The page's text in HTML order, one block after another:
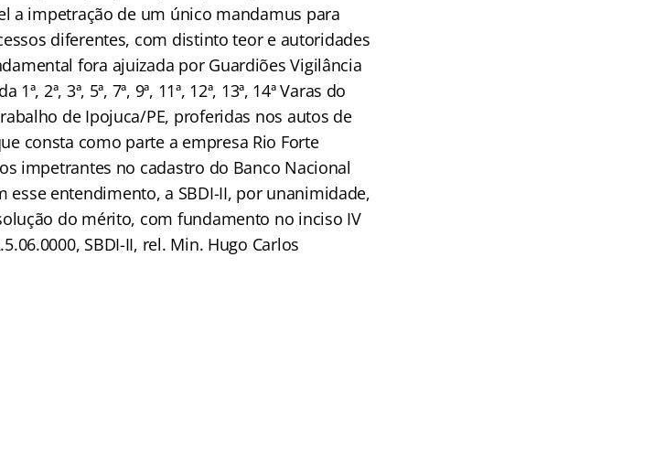
a impetração de um único mandamus para
diferentes, com distinto teor e autoridades
fora ajuizada por Guardiões Vigilância
2ª, 3ª, 5ª, 7ª, 9ª, 11ª, 12ª, 13ª, 14ª Varas do
de Ipojuca/PE, proferidas nos autos de
consta como parte a empresa Rio Forte
impetrantes no cadastro do Banco Nacional
esse entendimento, a SBDI-II, por unanimidade,
do mérito, com fundamento no inciso IV
SBDI-II, rel. Min. Hugo Carlos